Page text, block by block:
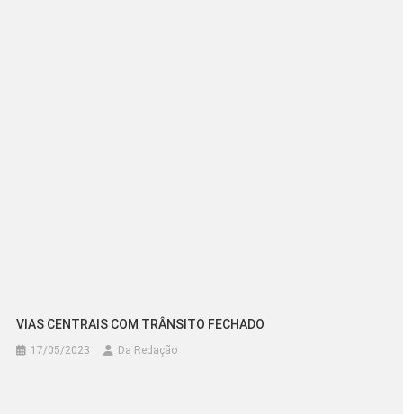
VIAS CENTRAIS COM TRÂNSITO FECHADO
17/05/2023 Da Redação